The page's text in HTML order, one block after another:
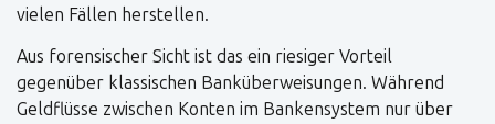
vielen Fällen herstellen.
Aus forensischer Sicht ist das ein riesiger Vorteil
gegenüber klassischen Banküberweisungen. Während
Geldflüsse zwischen Konten im Bankensystem nur über